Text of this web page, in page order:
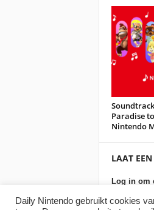
Paradise
Nintendo
LAAT
Log in om
Daily Nintendo gebruikt cookies